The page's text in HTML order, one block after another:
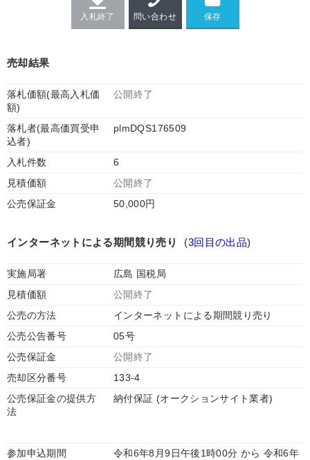
入札終了 問い合わせ
売却結果
落札価額(最高入札価
額)
公開終了
落札者(最高価買受申
込者)
plmDQS176509
入札件数
6
見積価額
公開終了
公売保証金
50,000円
インターネットによる期間競り売り (3回目の出品)
実施局署
広島 国税局
見積価額
公開終了
公売の方法
インターネットによる期間競り売り
公売公告番号
05号
公売保証金
公開終了
売却区分番号
133-4
公売保証金の提供方
法
納付保証 (オークションサイト業者)
参加申込期間
令和6年8月9日午後1時00分 から 令和6年